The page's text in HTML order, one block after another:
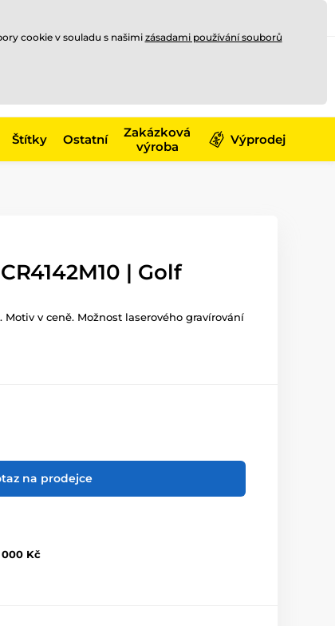
Štítky Ostatní
Zakázková
výroba
Výprodej
| Golf
v ceně. Možnost laserového gravírování
na prodejce
000 Kč
cookie v souladu s našimi zásadami používání souborů